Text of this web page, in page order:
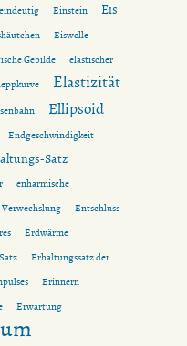
Einstein
Eis
Eiswolle
Gebilde
elastischer
Elastizität
Ellipsoid
Endgeschwindigkeit
Satz
enharmische
Entschluss
Erdwärme
Erhaltungssatz der
Erinnern
Erwartung